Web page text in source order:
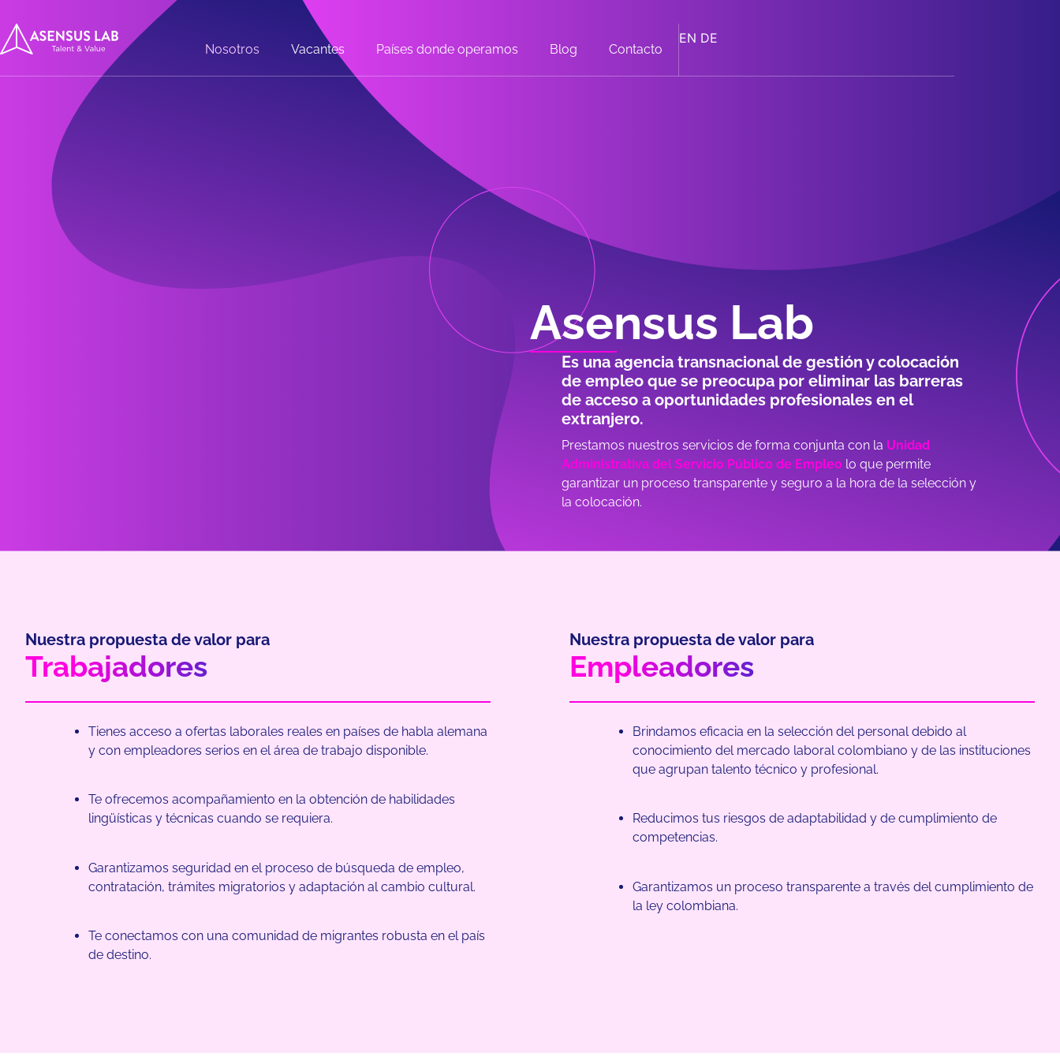
Nosotros Vacantes Países donde operamos Blog Contacto
EN DE
Asensus Lab
Es una agencia transnacional de gestión y colocación
de empleo que se preocupa por eliminar las barreras
de acceso a oportunidades profesionales en el
extranjero.
Prestamos nuestros servicios de forma conjunta con la Unidad
Administrativa del Servicio Público de Empleo lo que permite
garantizar un proceso transparente y seguro a la hora de la selección y
la colocación.
Nuestra propuesta de valor para
Trabajadores
Tienes acceso a ofertas laborales reales en países de habla alemana
y con empleadores serios en el área de trabajo disponible.
Te ofrecemos acompañamiento en la obtención de habilidades
lingüísticas y técnicas cuando se requiera.
Garantizamos seguridad en el proceso de búsqueda de empleo,
contratación, trámites migratorios y adaptación al cambio cultural.
Te conectamos con una comunidad de migrantes robusta en el país
de destino.
Nuestra propuesta de valor para
Empleadores
Brindamos eficacia en la selección del personal debido al
conocimiento del mercado laboral colombiano y de las instituciones
que agrupan talento técnico y profesional.
Reducimos tus riesgos de adaptabilidad y de cumplimiento de
competencias.
Garantizamos un proceso transparente a través del cumplimiento de
la ley colombiana.